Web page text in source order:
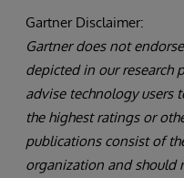
Gartner Disclaimer:
Gartner does not
depicted in our research
advise technology users
the highest ratings or
publications consist of
organization and should